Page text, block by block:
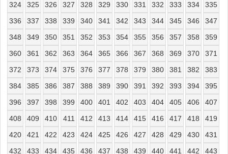
324
325 326 327 328 329 330 331 332 333 334
335
336
337 338 339 340 341 342 343 344 345 346
347
348
349 350 351 352 353 354 355 356 357 358
359
360
361 362 363 364 365 366 367 368 369 370
371
372
373 374 375 376 377 378 379 380 381 382
383
384
385 386 387 388 389 390 391 392 393 394
395
396
397 398 399 400 401 402 403 404 405 406
407
408
409 410 411 412 413 414 415 416 417 418
419
420
421 422 423 424 425 426 427 428 429 430
431
432
433 434 435 436 437 438 439 440 441 442
443